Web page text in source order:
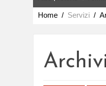
Home Servizi